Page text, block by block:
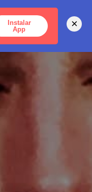
CARTAGENA
Instalar
App
×